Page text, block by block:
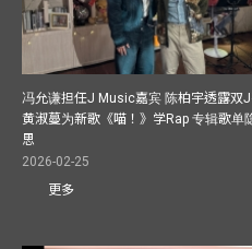
冯允谦担任J Music嘉宾 陈柏宇透露双
黄淑蔓为新歌《喵！》学Rap 专辑歌单
思
2026-02-25
更多